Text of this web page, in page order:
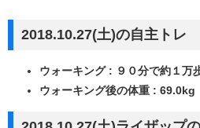
2018.10.27(土)の自主トレ
ウォーキング : ９０分で約１万
ウォーキング後の体重 : 69.0kg